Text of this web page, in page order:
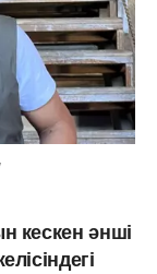
кескен әнші